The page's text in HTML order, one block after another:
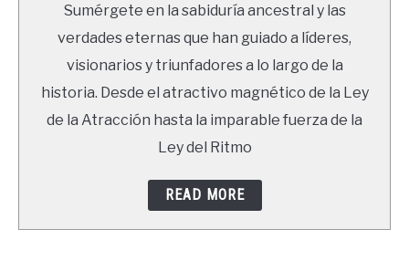
NEWSLETTER
Sumérgete en la sabiduría ancestral y las
verdades eternas que han guiado a líderes,
visionarios y triunfadores a lo largo de la
historia. Desde el atractivo magnético de la Ley
de la Atracción hasta la imparable fuerza de la
Ley del Ritmo
READ MORE